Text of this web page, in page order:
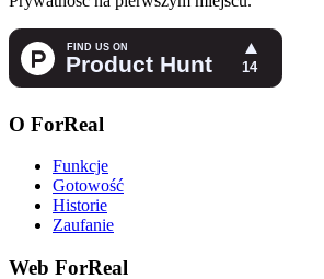
O ForReal
Funkcje
Gotowość
Historie
Zaufanie
Web ForReal